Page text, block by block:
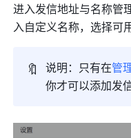
进入发信地址与名称管
入自定义名称，选择可
🔖 说明：只有在管
你才可以添加发